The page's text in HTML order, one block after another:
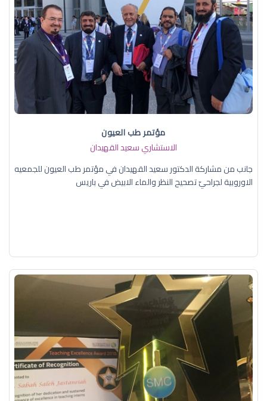
مؤتمر طب العيون
الاستشاري سعيد القهيدان
جانب من مشاركة الدكتور سعيد القهيدان في مؤتمر طب العيون للجمعيه
الاوروبية لجراحيّ تصحيح النظر والماء الابيض في باريس